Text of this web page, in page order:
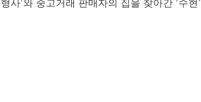
사'와 중고거래 판매자의 집을 찾아간 '수